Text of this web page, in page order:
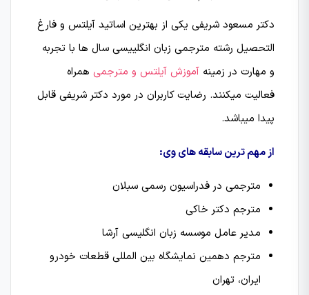
دکتر مسعود شریفی یکی از بهترین اساتید آیلتس و فارغ
التحصیل رشته مترجمی زبان انگلییسی سال ها با تجربه
و مهارت در زمینه آموزش آیلتس و مترجمی همراه
فعالیت میکنند. رضایت کاربران در مورد دکتر شریفی قابل
پیدا میباشد.
از مهم ترین سابقه های وی:
مترجمی در فدراسیون رسمی سبلان
مترجم دکتر خاکی
مدیر عامل موسسه زبان انگلیسی آرشا
مترجم دهمین نمایشگاه بین المللی قطعات خودرو
ایران، تهران